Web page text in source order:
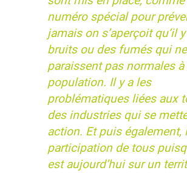
numéro spécial pour
jamais on s’aperçoit qu’il
bruits ou des fumés qui ne
paraissent pas normales à
population. Il y a les
problématiques liées aux
des industries qui se
action. Et puis également,
participation de tous
est aujourd’hui sur un